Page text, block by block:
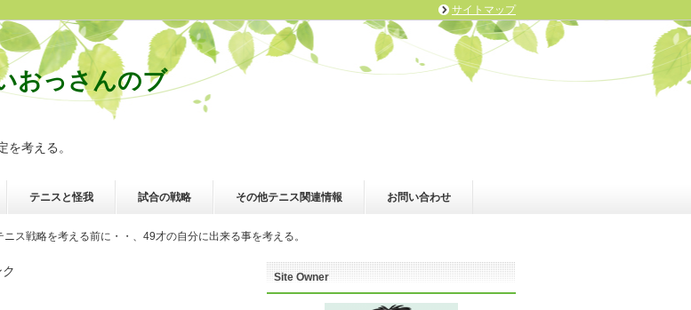
おっさんのブ
考える。
テニスと怪我 試合の戦略 その他テニス関連情報 お問い合わせ
ニス戦略を考える前に・・、49才の自分に出来る事を考える。
Site Owner
サイトマップ